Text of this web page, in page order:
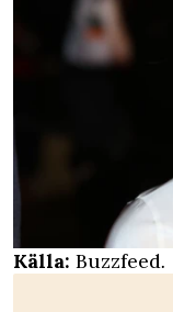
Källa: Buzzfeed.